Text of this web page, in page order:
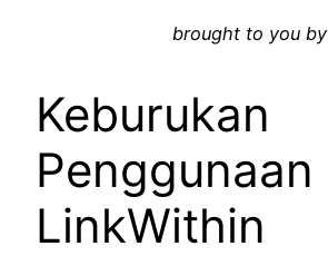
brought to you by
Keburukan
Penggunaan
LinkWithin